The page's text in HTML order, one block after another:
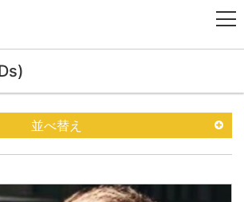
並べ替え